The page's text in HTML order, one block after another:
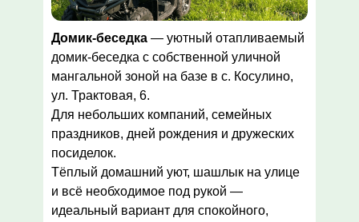
Домик-беседка — уютный отапливаемый
домик-беседка с собственной уличной
мангальной зоной на базе в с. Косулино,
ул. Трактовая, 6.
Для небольших компаний, семейных
праздников, дней рождения и дружеских
посиделок.
Тёплый домашний уют, шашлык на улице
и всё необходимое под рукой —
идеальный вариант для спокойного,